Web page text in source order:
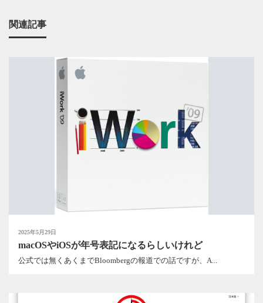
関連記事
2025年5月29日
macOSやiOSが年号表記になるらしいけれど
公式では無くあくまでBloombergの報道での話ですが、A...